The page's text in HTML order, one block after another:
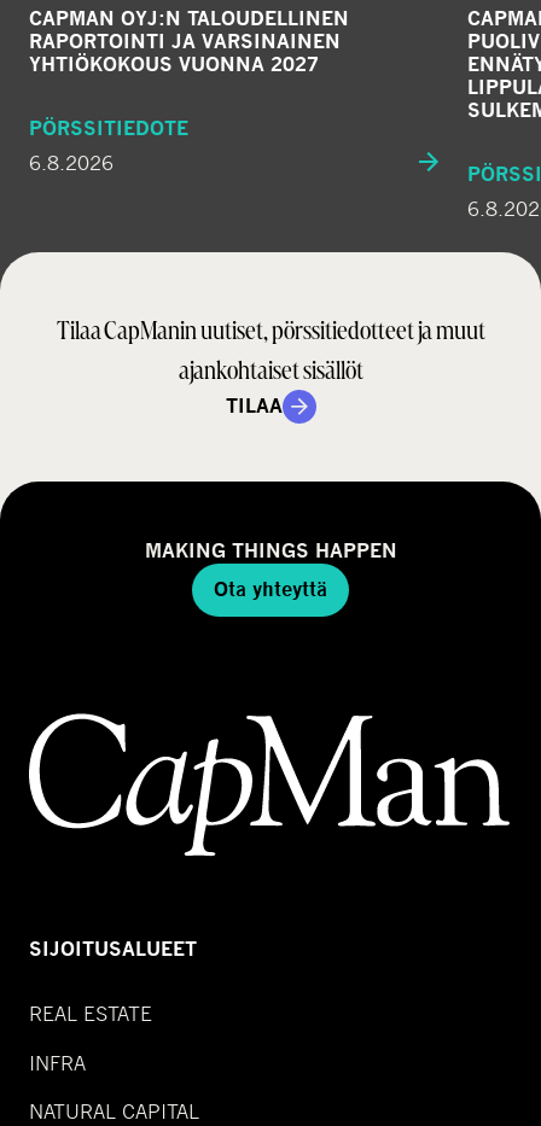
CAPMAN OYJ:N TALOUDELLINEN
RAPORTOINTI JA VARSINAINEN
YHTIÖKOKOUS VUONNA 2027
PÖRSSITIEDOTE
6.8.2026
Tilaa CapManin uutiset, pörssitiedotteet ja muut
ajankohtaiset sisällöt
TILAA
MAKING THINGS HAPPEN
Ota yhteyttä
SIJOITUSALUEET
REAL ESTATE
INFRA
NATURAL CAPITAL